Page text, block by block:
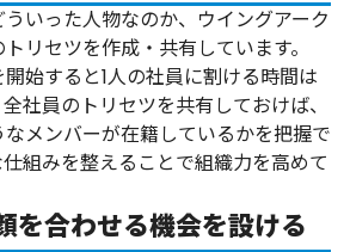
いった人物なのか、 ウイングアーク
トリセツを作成・共有しています。
始すると1人の社員に割ける時間は
社員のトリセツを共有しておけば、
メンバーが在籍しているかを把握で
組みを整えることで組織力を高めて
を合わせる機会を設ける